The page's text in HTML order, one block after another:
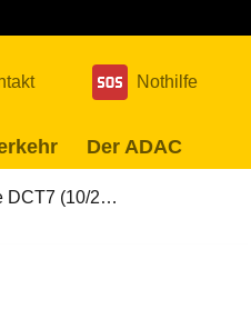
Nothilfe
Der ADAC
DCT7 (10/2…